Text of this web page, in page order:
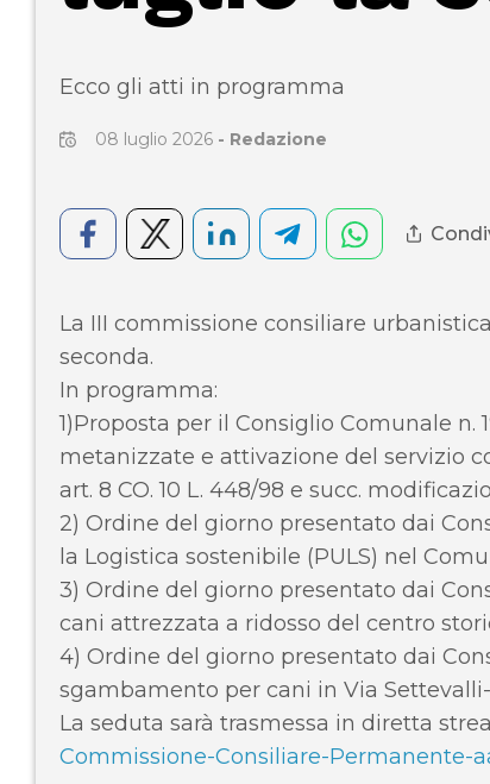
Ecco gli atti in programma
08 luglio 2026 - Redazione
La III commissione consiliare
seconda.
In programma:
1)Proposta per il Consiglio Comunale
metanizzate e attivazione del servizio
art. 8 CO. 10 L. 448/98 e succ.
2) Ordine del giorno presentato dai
la Logistica sostenibile (PULS) nel
3) Ordine del giorno presentato dai
cani attrezzata a ridosso del centro
4) Ordine del giorno presentato dai
sgambamento per cani in Via
La seduta sarà trasmessa in diretta
Commissione-Consiliare-Permanente-